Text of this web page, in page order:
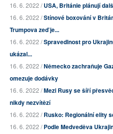
16. 6. 2022 /USA, Británie plánují
16. 6. 2022 /Stínové boxování v
Trumpova zeď je...
16. 6. 2022 /Spravedlnost pro
ukázal...
16. 6. 2022 /Německo zachraňuje
omezuje dodávky
16. 6. 2022 /Mezi Rusy se šíří
nikdy nezvítězí
16. 6. 2022 /Rusko: Regionální elity
16. 6. 2022 /Podle Medveděva